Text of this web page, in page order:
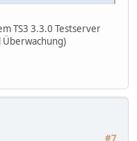
TS3 3.3.0 Testserver
#7